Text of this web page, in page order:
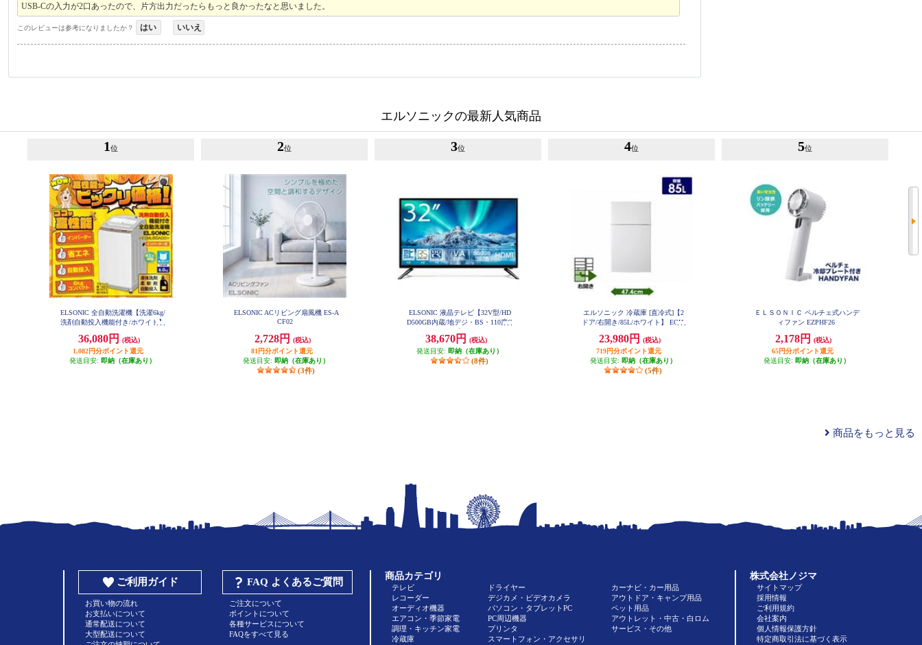
USB-Cの入力が2口あったので、片方出力だったらもっと良かったなと思いました。
このレビューは参考になりましたか？ はい いいえ
エルソニックの最新人気商品
1 位
ELSONIC 全自動洗濯機【洗濯6kg/
洗剤自動投入機能付き/ホワイト】
36,080円
(税込)
1,082円分ポイント還元
発送目安: 即納（在庫あり）
2位
ELSONIC ACリビング扇風機 ES-A
CF02
2,728円
(税込)
81円分ポイント還元
発送目安: 即納（在庫あり）
(3件)
3位
ELSONIC 液晶テレビ【32V型/HD
D500GB内蔵/地デジ・BS・110度C
38,670円
(税込)
発送目安: 即納（在庫あり）
(8件)
4位
エルソニック 冷蔵庫 [直冷式]【2
ドア/右開き/85L/ホワイト】 ECH-
23,980円
(税込)
719円分ポイント還元
発送目安: 即納（在庫あり）
(5件)
5位
ＥＬＳＯＮＩＣ ペルチェ式ハンデ
ィファン EZPHF26
2,178円
(税込)
65円分ポイント還元
発送目安: 即納（在庫あり）
商品をもっと見る
ご利用ガイド
お買い物の流れ
お支払いについて
通常配送について
大型配送について
FAQ よくあるご質問
ご注文について
ポイントについて
各種サービスについて
FAQをすべて見る
商品カテゴリ
テレビ
レコーダー
オーディオ機器
エアコン・季節家電
調理・キッチン家電
冷蔵庫
ドライヤー
デジカメ・ビデオカメラ
パソコン・タブレットPC
PC周辺機器
プリンタ
スマートフォン・アクセサリ
カーナビ・カー用品
アウトドア・キャンプ用品
ペット用品
アウトレット・中古・白ロム
サービス・その他
株式会社ノジマ
サイトマップ
採用情報
ご利用規約
会社案内
個人情報保護方針
特定商取引法に基づく表示